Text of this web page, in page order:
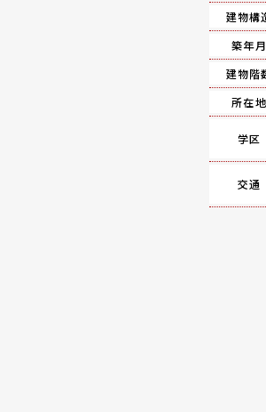
建物構
築年月
建物階
所在地
学区
交通